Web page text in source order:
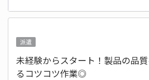
派遣
未経験からスタート！製品の品
るコツコツ作業◎